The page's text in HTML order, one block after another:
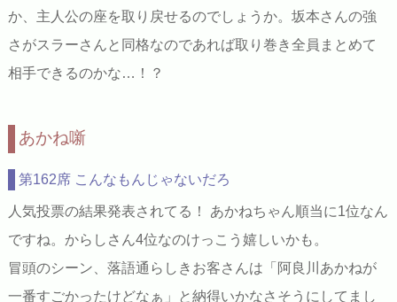
か、主人公の座を取り戻せるのでしょうか。坂本さんの強
さがスラーさんと同格なのであれば取り巻き全員まとめて
相手できるのかな…！？
あかね噺
第162席 こんなもんじゃないだろ
人気投票の結果発表されてる！ あかねちゃん順当に1位なん
ですね。からしさん4位なのけっこう嬉しいかも。
冒頭のシーン、落語通らしきお客さんは「阿良川あかねが
一番すごかったけどなぁ」と納得いかなさそうにしてまし